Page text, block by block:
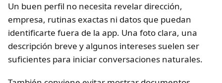
Un buen perfil no necesita revelar dirección,
empresa, rutinas exactas ni datos que puedan
identificarte fuera de la app. Una foto clara, una
descripción breve y algunos intereses suelen ser
suficientes para iniciar conversaciones naturales.